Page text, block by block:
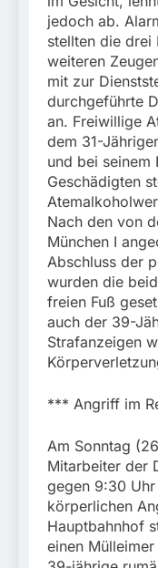
jedoch ab.
stellten die drei
weiteren
mit zur
durchgeführte
an. Freiwillige
dem 31-
und bei seinem
Geschädigten
Nach den von
München I
Abschluss der
wurden die
freien Fuß
auch der 39-
Strafanzeigen
*** Angriff im
Am Sonntag
Mitarbeiter der
gegen 9:30
körperlichen
Hauptbahnhof
einen